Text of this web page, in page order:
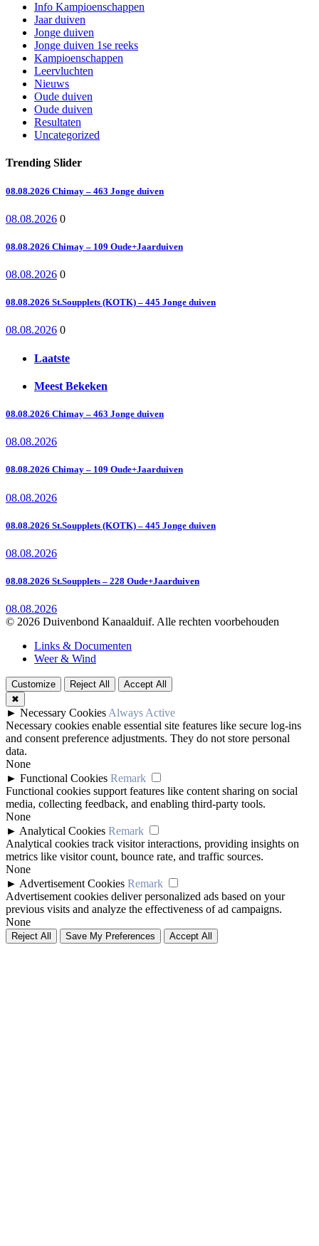
Info Kampioenschappen
Jaar duiven
Jonge duiven
Jonge duiven 1se reeks
Kampioenschappen
Leervluchten
Nieuws
Oude duiven
Oude duiven
Resultaten
Uncategorized
Trending Slider
08.08.2026 Chimay – 463 Jonge duiven
08.08.2026 0
08.08.2026 Chimay – 109 Oude+Jaarduiven
08.08.2026 0
08.08.2026 St.Soupplets (KOTK) – 445 Jonge duiven
08.08.2026 0
Laatste
Meest Bekeken
08.08.2026 Chimay – 463 Jonge duiven
08.08.2026
08.08.2026 Chimay – 109 Oude+Jaarduiven
08.08.2026
08.08.2026 St.Soupplets (KOTK) – 445 Jonge duiven
08.08.2026
08.08.2026 St.Soupplets – 228 Oude+Jaarduiven
08.08.2026
© 2026 Duivenbond Kanaalduif. Alle rechten voorbehouden
Links & Documenten
Weer & Wind
Customize Reject All
Accept All
✖
► Necessary Cookies Always Active
Necessary cookies enable essential site features like secure log-ins
and consent preference adjustments. They do not store personal
data.
None
► Functional Cookies Remark
Functional cookies support features like content sharing on social
media, collecting feedback, and enabling third-party tools.
None
► Analytical Cookies Remark
Analytical cookies track visitor interactions, providing insights on
metrics like visitor count, bounce rate, and traffic sources.
None
► Advertisement Cookies Remark
Advertisement cookies deliver personalized ads based on your
previous visits and analyze the effectiveness of ad campaigns.
None
Reject All Save My Preferences Accept All